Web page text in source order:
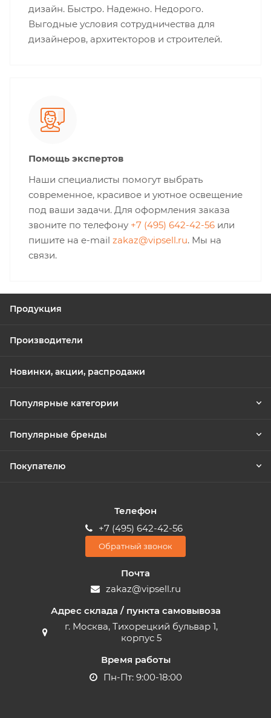
дизайн. Быстро. Надежно. Недорого.
Выгодные условия сотрудничества для
дизайнеров, архитекторов и строителей.
Помощь экспертов
Наши специалисты помогут выбрать
современное, красивое и уютное освещение
под ваши задачи. Для оформления заказа
звоните по телефону +7 (495) 642-42-56 или
пишите на e-mail zakaz@vipsell.ru. Мы на
связи.
Продукция
Производители
Новинки, акции, распродажи
Популярные категории
Популярные бренды
Покупателю
Телефон
+7 (495) 642-42-56
Обратный звонок
Почта
zakaz@vipsell.ru
Адрес склада / пункта самовывоза
г. Москва, Тихорецкий бульвар 1,
корпус 5
Время работы
Пн-Пт: 9:00-18:00